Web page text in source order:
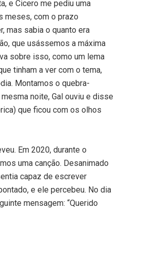
e Cicero me pediu uma
meses, com o prazo
mas sabia o quanto era
que usássemos a máxima
sobre isso, como um lema
tinham a ver com o tema,
Montamos o quebra-
noite, Gal ouviu e disse
que ficou com os olhos
Em 2020, durante o
uma canção. Desanimado
capaz de escrever
e ele percebeu. No dia
mensagem: “Querido